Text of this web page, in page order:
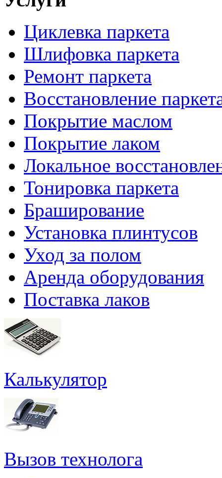
Циклевка паркета
Шлифовка паркета
Ремонт паркета
Восстановление
Покрытие маслом
Покрытие лаком
Локальное
Тонировка паркета
Браширование
Установка плинтусов
Уход за полом
Аренда оборудования
Поставка лаков
Калькулятор
Вызов технолога